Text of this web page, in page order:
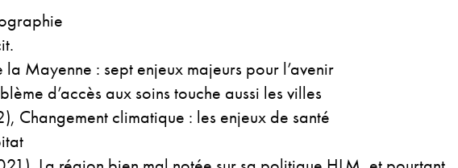
Mayenne : sept enjeux majeurs pour l’avenir
d’accès aux soins touche aussi les villes
Changement climatique : les enjeux de santé